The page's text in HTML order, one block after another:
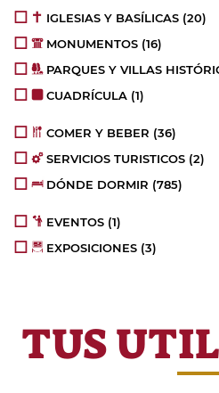
IGLESIAS Y BASÍLICAS (20)
MONUMENTOS (16)
PARQUES Y VILLAS
CUADRÍCULA (1)
COMER Y BEBER (36)
SERVICIOS TURISTICOS (2)
DÓNDE DORMIR (785)
EVENTOS (1)
EXPOSICIONES (3)
TUS